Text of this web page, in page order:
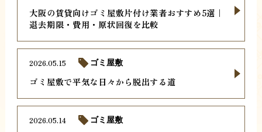
大阪の賃貸向けゴミ屋敷片付け業者おすすめ5選｜
退去期限・費用・原状回復を比較
ゴミ屋敷で平気な日々から脱出する道
2026.05.15 ゴミ屋敷
2026.05.14 ゴミ屋敷